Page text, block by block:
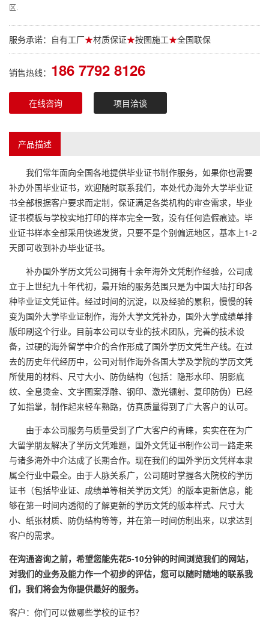
区.
服务承诺：自有工厂★材质保证★按图施工★全国联保
销售热线： 186 7792 8126
在线咨询 项目洽谈
产品描述
我们常年面向全国各地提供毕业证书制作服务，如果你也需要
补办外国毕业证书，欢迎随时联系我们，本处代办海外大学毕业证
书全部根据客户要求而定制，保证满足各类机构的审查需求，毕业
证书模板与学校实地打印的样本完全一致，没有任何造假痕迹。毕
业证书样本全部采用快递发货，只要不是个别偏远地区，基本上1-2
天即可收到补办毕业证书。
补办国外学历文凭公司拥有十余年海外文凭制作经验，公司成
立于上世纪九十年代初，最开始的服务范围只是为中国大陆打印各
种毕业证文凭证件。经过时间的沉淀，以及经验的累积，慢慢的转
变为国外大学毕业证制作，海外大学文凭补办，国外大学成绩单排
版印刷这个行业。目前本公司以专业的技术团队，完善的技术设
备，过硬的海外留学中介的合作形成了国外学历文凭生产线。在过
去的历史年代经历中，公司对制作海外各国大学及学院的学历文凭
所使用的材料、尺寸大小、防伪结构（包括：隐形水印、阴影底
纹、全息烫金、文字图案浮雕、钢印、激光镭射、复印防伪）已经
了如指掌，制作起来轻车熟路，仿真质量得到了广大客户的认可。
由于本公司服务与质量受到了广大客户的青睐，实实在在为广
大留学朋友解决了学历文凭难题，国外文凭证书制作公司一路走来
与诸多海外中介达成了长期合作。现在我们的国外学历文凭样本隶
属全行业中最全。由于人脉关系广，公司随时掌握各大院校的学历
证书（包括毕业证、成绩单等相关学历文凭）的版本更新信息，能
够在第一时间内透彻的了解更新的学历文凭的版本样式、尺寸大
小、纸张材质、防伪结构等等，并在第一时间仿制出来，以求达到
客户的需求。
在沟通咨询之前，希望您能先花5-10分钟的时间浏览我们的网站，
对我们的业务及能力作一个初步的评估，您可以随时随地的联系我
们，我们将会为你提供最好的服务。
客户：你们可以做哪些学校的证书？